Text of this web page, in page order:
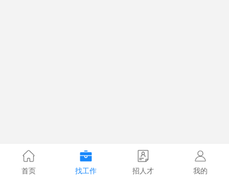
首页 找工作 招人才 我的